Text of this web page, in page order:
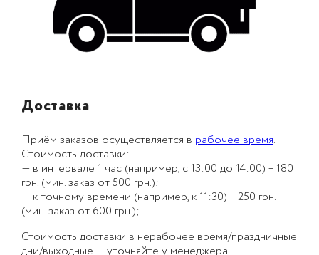
Доставка
Приём заказов осуществляется в рабочее время.
Стоимость доставки:
— в интервале 1 час (например, с 13:00 до 14:00) – 180
грн. (мин. заказ от 500 грн.);
— к точному времени (например, к 11:30) – 250 грн.
(мин. заказ от 600 грн.);
Стоимость доставки в нерабочее время/праздничные
дни/выходные — уточняйте у менеджера.